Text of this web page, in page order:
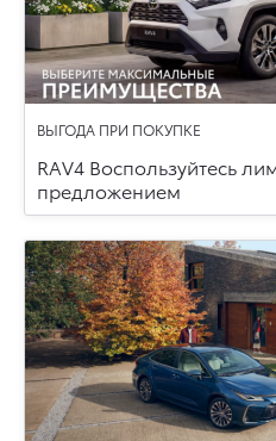
ВЫГОДА ПРИ ПОКУПКЕ
RAV4 Воспользуйтесь
предложением